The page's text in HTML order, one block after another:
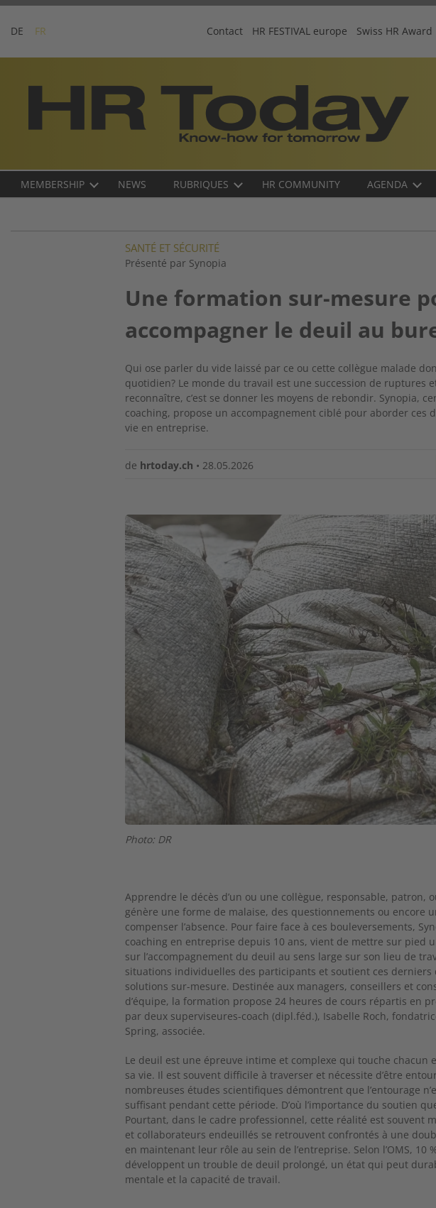
Skip
content
DE FR Contact HR FESTIVAL europe Swiss HR Award
Main
FR
MEMBERSHIP NEWS RUBRIQUES HR COMMUNITY AGENDA
SANTÉ ET SÉCURITÉ
Présenté par Synopia
Une formation sur-mesure
accompagner le deuil au
Qui ose parler du vide laissé par ce ou cette collègue malade
quotidien? Le monde du travail est une succession de ruptures
reconnaître, c’est se donner les moyens de rebondir. Synopia,
coaching, propose un accompagnement ciblé pour aborder ces
vie en entreprise.
de hrtoday.ch • 28.05.2026
Image
Photo: DR
Apprendre le décès d’un ou une collègue, responsable, patron,
génère une forme de malaise, des questionnements ou encore
compenser l’absence. Pour faire face à ces bouleversements,
coaching en entreprise depuis 10 ans, vient de mettre sur pied
sur l’accompagnement du deuil au sens large sur son lieu de
situations individuelles des participants et soutient ces derniers
solutions sur-mesure. Destinée aux managers, conseillers et
d’équipe, la formation propose 24 heures de cours répartis en
par deux superviseures-coach (dipl.féd.), Isabelle Roch,
Spring, associée.
Le deuil est une épreuve intime et complexe qui touche chacun
sa vie. Il est souvent difficile à traverser et nécessite d’être
nombreuses études scientifiques démontrent que l’entourage
suffisant pendant cette période. D’où l’importance du soutien
Pourtant, dans le cadre professionnel, cette réalité est souvent
et collaborateurs endeuillés se retrouvent confrontés à une
en maintenant leur rôle au sein de l’entreprise. Selon l’OMS, 10
développent un trouble de deuil prolongé, un état qui peut
mentale et la capacité de travail.